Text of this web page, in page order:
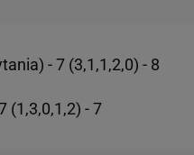
- 7 (3,1,1,2,0) - 8
(1,3,0,1,2) - 7